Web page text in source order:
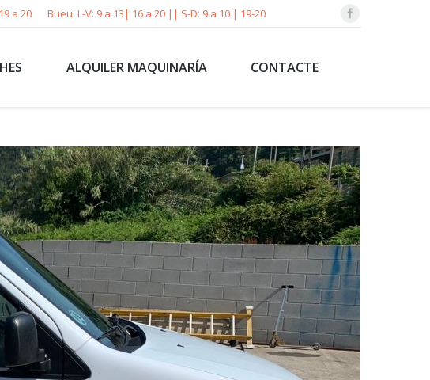
a 20 Bueu: L-V: 9 a 13| 16 a 20 || S-D: 9 a 10 | 19-20
ALQUILER MAQUINARÍA CONTACTE